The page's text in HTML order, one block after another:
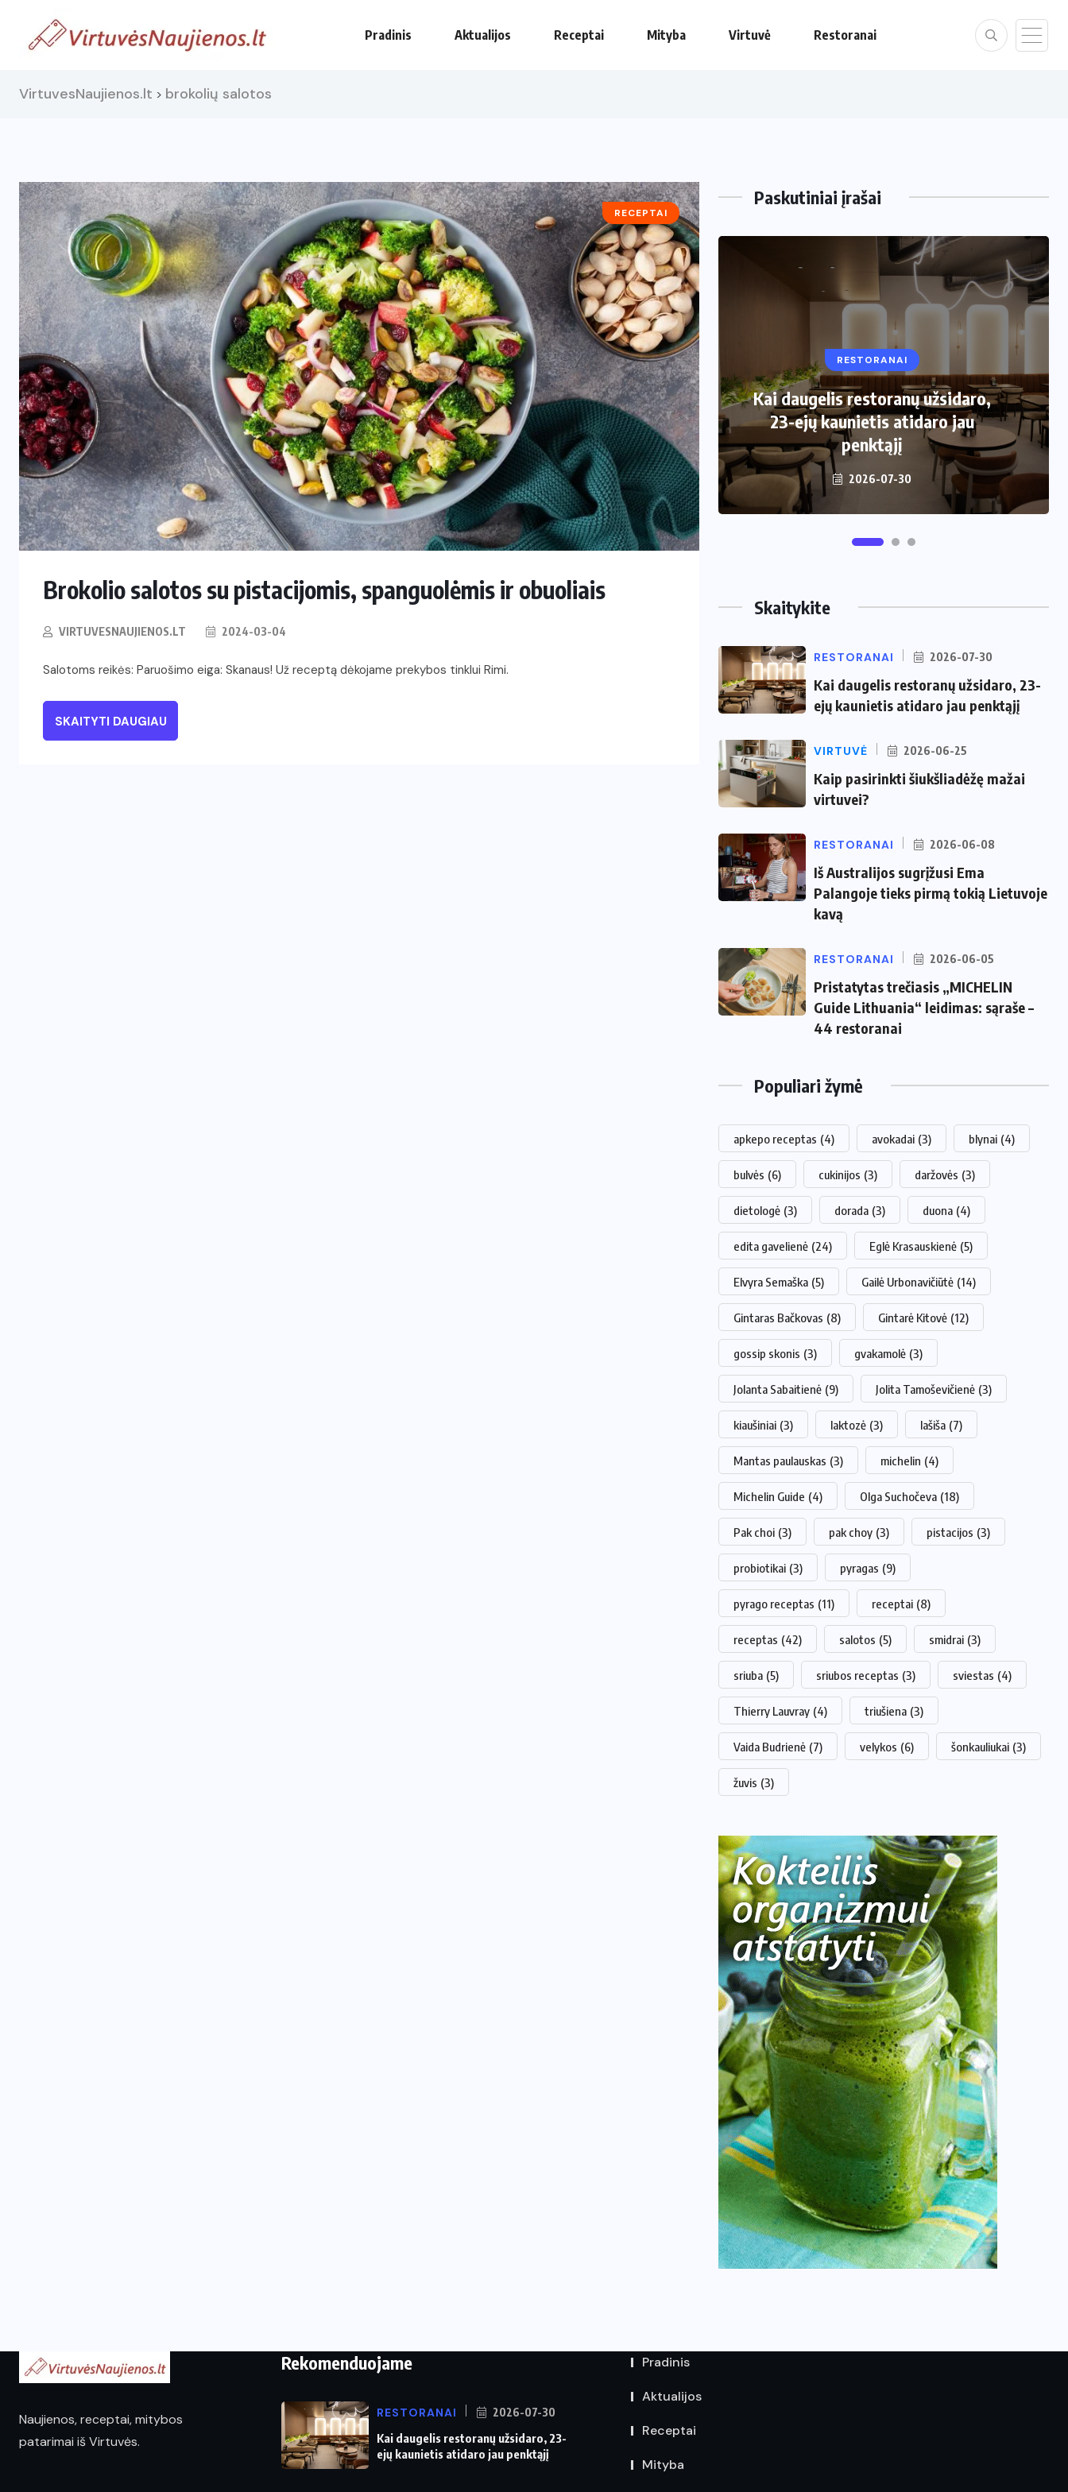
Pradinis Aktualijos Receptai Mityba Virtuvė Restoranai
VirtuvesNaujienos.lt > brokolių salotos
RECEPTAI
Brokolio salotos su pistacijomis, spanguolėmis ir obuoliais
VIRTUVESNAUJIENOS.LT 2024-03-04
Salotoms reikės: Paruošimo eiga: Skanaus! Už receptą dėkojame prekybos tinklui Rimi.
SKAITYTI DAUGIAU
Paskutiniai įrašai
RESTORANAI
Iš Australijos sugrįžusi Ema
Palangoje tieks pirmą tokią
Lietuvoje kavą ir arbatą
2026-06-08
RESTORANAI
Kai daugelis restoranų užsidaro,
23-ejų kaunietis atidaro jau
penktąjį
2026-07-30
Kaip pasirinkti šiukšliadėžę mažai
virtuvei?
2026-06-25
Skaitykite
RESTORANAI 2026-07-30
Kai daugelis restoranų užsidaro, 23-
ejų kaunietis atidaro jau penktąjį
VIRTUVĖ 2026-06-25
Kaip pasirinkti šiukšliadėžę mažai
virtuvei?
RESTORANAI 2026-06-08
Iš Australijos sugrįžusi Ema
Palangoje tieks pirmą tokią Lietuvoje
kavą
RESTORANAI 2026-06-05
Pristatytas trečiasis „MICHELIN
Guide Lithuania“ leidimas: sąraše –
44 restoranai
Populiari žymė
apkepo receptas (4) avokadai (3) blynai (4)
bulvės (6) cukinijos (3) daržovės (3)
dietologė (3) dorada (3) duona (4)
edita gavelienė (24) Eglė Krasauskienė (5)
Elvyra Semaška (5) Gailė Urbonavičiūtė (14)
Gintaras Bačkovas (8) Gintarė Kitovė (12)
gossip skonis (3) gvakamolė (3)
Jolanta Sabaitienė (9) Jolita Tamoševičienė (3)
kiaušiniai (3) laktozė (3) lašiša (7)
Mantas paulauskas (3) michelin (4)
Michelin Guide (4) Olga Suchočeva (18)
Pak choi (3) pak choy (3) pistacijos (3)
probiotikai (3) pyragas (9)
pyrago receptas (11) receptai (8)
receptas (42) salotos (5) smidrai (3)
sriuba (5) sriubos receptas (3) sviestas (4)
Thierry Lauvray (4) triušiena (3)
Vaida Budrienė (7) velykos (6) šonkauliukai (3)
žuvis (3)
Naujienos, receptai, mitybos
patarimai iš Virtuvės.
Rekomenduojame
RESTORANAI 2026-07-30
Kai daugelis restoranų užsidaro, 23-
ejų kaunietis atidaro jau penktąjį
Pradinis
Aktualijos
Receptai
Mityba